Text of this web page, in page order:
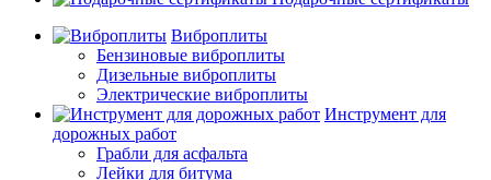
Виброплиты
Бензиновые виброплиты
Дизельные виброплиты
Электрические виброплиты
Инструмент для
дорожных работ
Грабли для асфальта
Лейки для битума